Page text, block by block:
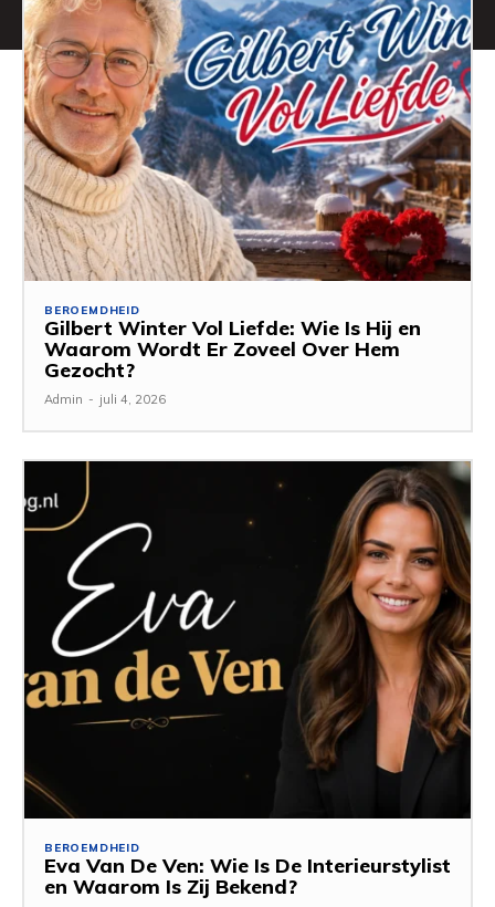
BEROEMDHEID
Gilbert Winter Vol Liefde: Wie Is Hij en
Waarom Wordt Er Zoveel Over Hem
Gezocht?
Admin - juli 4, 2026
BEROEMDHEID
Eva Van De Ven: Wie Is De Interieurstylist
en Waarom Is Zij Bekend?